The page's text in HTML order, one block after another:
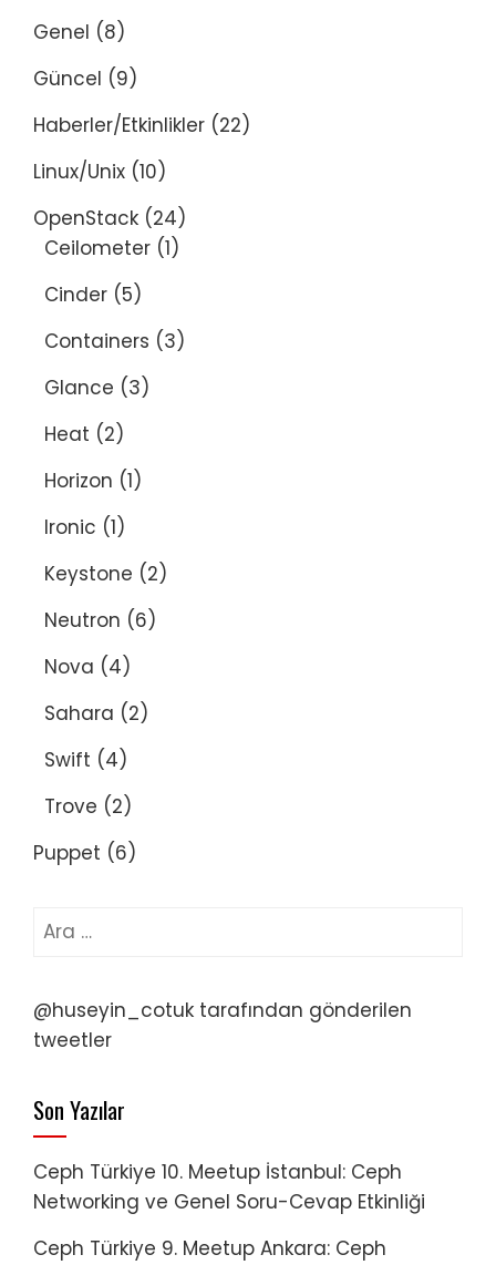
Genel (8)
Güncel (9)
Haberler/Etkinlikler (22)
Linux/Unix (10)
OpenStack (24)
Ceilometer (1)
Cinder (5)
Containers (3)
Glance (3)
Heat (2)
Horizon (1)
Ironic (1)
Keystone (2)
Neutron (6)
Nova (4)
Sahara (2)
Swift (4)
Trove (2)
Puppet (6)
Arama:
@huseyin_cotuk tarafından gönderilen
tweetler
Son Yazılar
Ceph Türkiye 10. Meetup İstanbul: Ceph
Networking ve Genel Soru-Cevap Etkinliği
Ceph Türkiye 9. Meetup Ankara: Ceph